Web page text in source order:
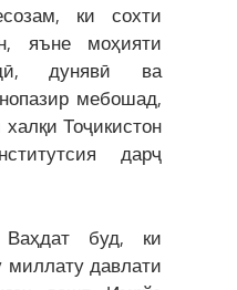
ки сохти
яъне моҳияти
дунявӣ ва
мебошад,
Тоҷикистон
дарҷ
буд, ки
давлати